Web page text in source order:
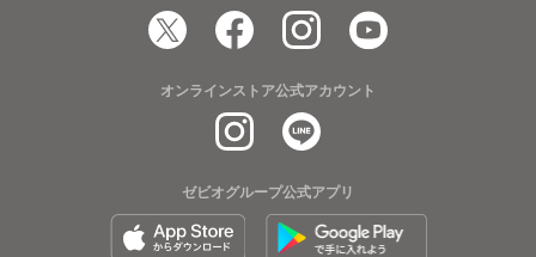
オンラインストア公式アカウント
ゼビオグループ公式アプリ